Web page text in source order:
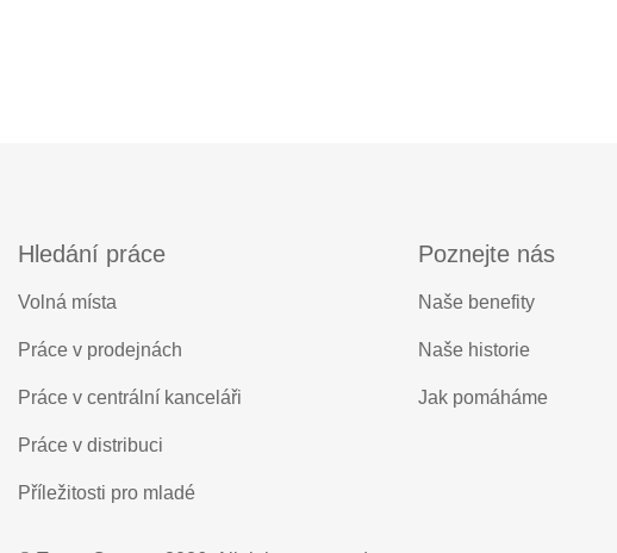
Hledání práce
Volná místa
Práce v prodejnách
Práce v centrální kanceláři
Práce v distribuci
Příležitosti pro mladé
Poznejte nás
Naše benefity
Naše historie
Jak pomáháme